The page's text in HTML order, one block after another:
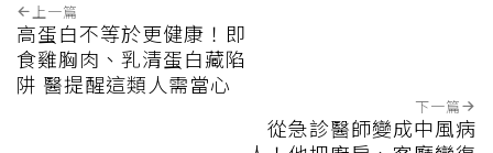
上一篇
高蛋白不等於更健康！即
食雞胸肉、乳清蛋白藏陷
阱 醫提醒這類人需當心
下一篇
從急診醫師變成中風病